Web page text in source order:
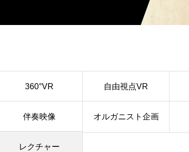
360°VR 自由視点VR
伴奏映像 オルガニスト企画
レクチャー